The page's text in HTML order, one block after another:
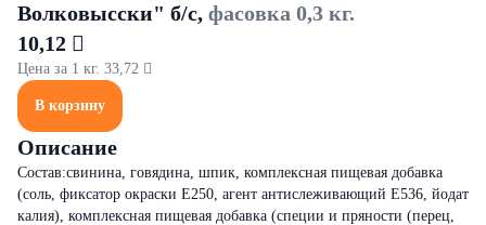
Волковысски" б/с, фасовка 0,3 кг.
10,12 
Цена за 1 кг. 33,72 
В корзину
Описание
Состав:свинина, говядина, шпик, комплексная пищевая добавка
(соль, фиксатор окраски Е250, агент антислеживающий Е536, йодат
калия), комплексная пищевая добавка (специи и пряности (перец,